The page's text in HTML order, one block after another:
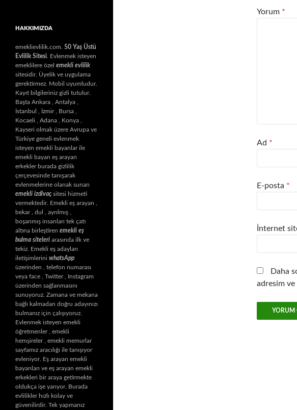
Yorum *
Ad *
E-posta *
İnternet
Daha
adresim ve
HAKKIMIZDA
emeklievlilik.com. 50 Yaş Üstü
Evlilik Sitesi . Evlenmek isteyen
emeklilere özel emekli evlilik
sitesidir. Üyelik ve uygulama
gerektirmez. Mobil uyumludur.
Kayıt bilgileriniz gizli tutulur.
Başta Ankara , Antalya ,
İstanbul , İzmir , Bursa ,
Kocaeli , Adana , Konya ,
Kayseri olmak üzere Avrupa ve
Türkiye geneli evlenmek
isteyen emekli bayanlar ile
emekli bayan eş arayan
erkekler burada gizlilik
çerçevesinde tanışarak
evlenmelerine olanak sunan
emekli izdivaç sitesi hizmeti
vermektedir. Emekli eş arayan ,
bekar , dul , ayrılmış ,
boşanmış insanları tek çatı
altına birleştiren emekli eş
bulma siteleri arasında ilk ve
tekiz. Emekli eş adayları
iletişimlerini whatsApp
üzerinden , telefon numarası
veya face , Twitter , Instagram
üzerinden sağlanmasını
sunuyoruz. Zamana ve mekana
bağlı kalmadan doğru adayınızı
bulmanız için çalışıyoruz.
Evlenmek isteyen emekli
öğretmenler , emekli
hemşireler , emekli memurlar
sayfamız aracılığı ile tanışıyor
evleniyor. Eş arayan emekli
bayanları ve eş arayan emekli
erkekleri bir araya getirmekte
oldukça işe yarıyor. Burada
evlilikler hızlı kolay ve
güvenilirdir. Tek yapmanız